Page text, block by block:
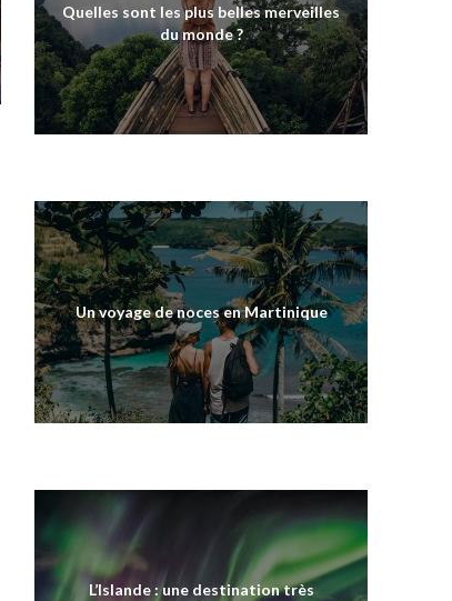
Quelles sont les plus belles merveilles
du monde ?
Un voyage de noces en Martinique
L’Islande : une destination très